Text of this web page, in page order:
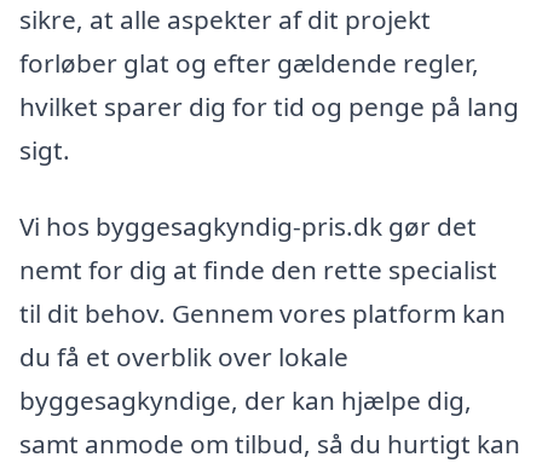
sikre, at alle aspekter af dit projekt
forløber glat og efter gældende regler,
hvilket sparer dig for tid og penge på lang
sigt.
Vi hos byggesagkyndig-pris.dk gør det
nemt for dig at finde den rette specialist
til dit behov. Gennem vores platform kan
du få et overblik over lokale
byggesagkyndige, der kan hjælpe dig,
samt anmode om tilbud, så du hurtigt kan